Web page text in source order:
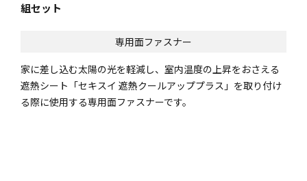
組セット
専用面ファスナー
家に差し込む太陽の光を軽減し、室内温度の上昇をおさえる
遮熱シート「セキスイ 遮熱クールアッププラス」を取り付け
る際に使用する専用面ファスナーです。